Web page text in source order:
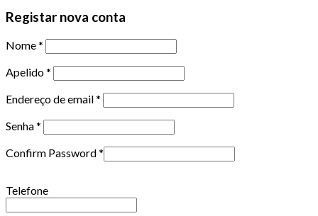
Registar nova conta
Nome*
Apelido*
Endereço de email*
Senha*
Confirm Password*
Telefone